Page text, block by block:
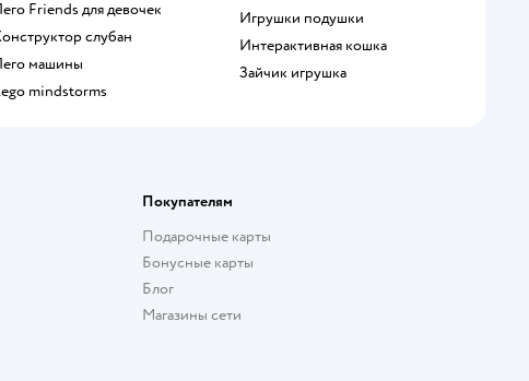
Лего Friends для девочек
Конструктор слубан
Лего машины
Lego mindstorms
Игрушки подушки
Интерактивная кошка
Зайчик игрушка
Покупателям
Подарочные карты
Бонусные карты
Блог
Магазины сети